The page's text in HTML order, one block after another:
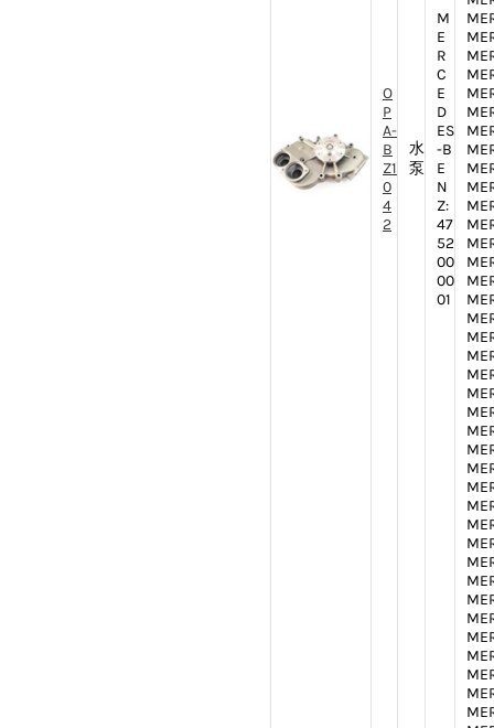
O
P
A-
B
Z1
0
4
2
水
泵
M
E
R
C
E
D
ES
-B
E
N
Z:
47
52
00
00
01